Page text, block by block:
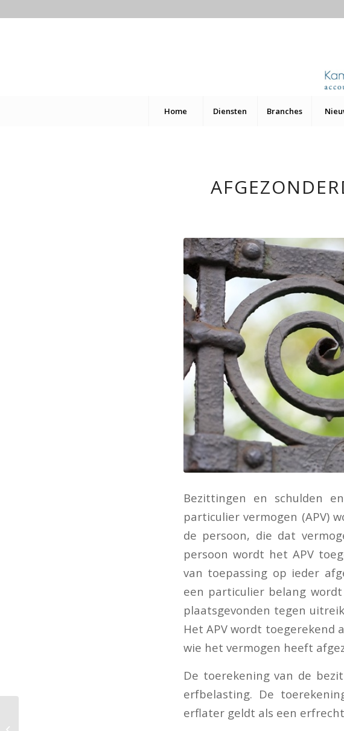
Home Diensten Branches
Bezittingen en schulden
particulier vermogen (APV)
de persoon, die dat
persoon wordt het APV
van toepassing op ieder
een particulier belang
plaatsgevonden tegen
Het APV wordt toegerekend
wie het vermogen heeft
De toerekening van de
erfbelasting. De
erflater geldt als een